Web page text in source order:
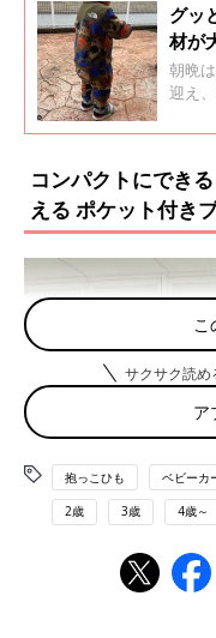
グッ
材が
イテ
朝晩
迎え
の、
コンパクトにでき
える ポケット付き
こ
サクサク読
ア
抱っこひも ベビーカ
2歳 3歳 4歳～